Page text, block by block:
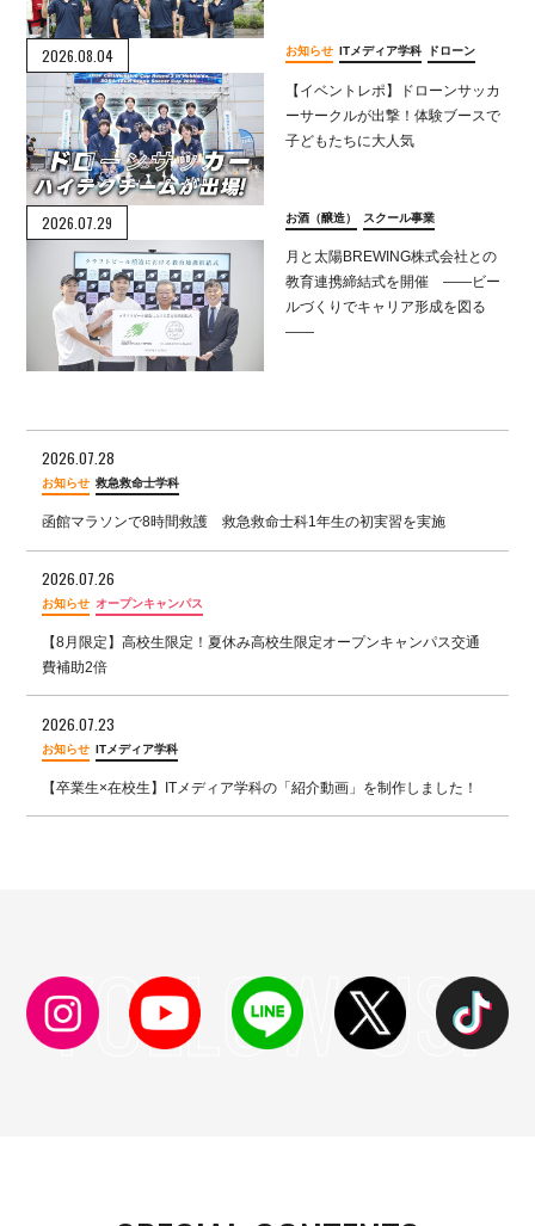
2026.08.04
【イベントレポ】ドローンサッカ
ーサークルが出撃！体験ブースで
子どもたちに大人気
お知らせ ITメディア学科 ドローン
2026.07.29
月と太陽BREWING株式会社との
教育連携締結式を開催 ――ビー
ルづくりでキャリア形成を図る
――
お酒（醸造） スクール事業
2026.07.28
お知らせ 救急救命士学科
函館マラソンで8時間救護 救急救命士科1年生の初実習を実施
2026.07.26
お知らせ オープンキャンパス
【8月限定】高校生限定！夏休み高校生限定オープンキャンパス交通
費補助2倍
2026.07.23
お知らせ ITメディア学科
【卒業生×在校生】ITメディア学科の「紹介動画」を制作しました！
FOLLOW US!